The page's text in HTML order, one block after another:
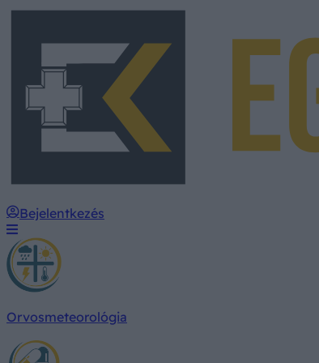
Bejelentkezés
Orvosmeteorológia